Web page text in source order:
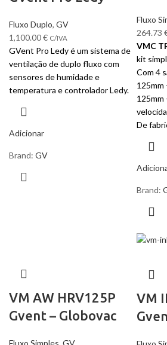
Fluxo Duplo, GV
1,100.00€ C/IVA
GVent Pro Ledy é um sistema de
ventilação de duplo fluxo com
sensores de humidade e
temperatura e controlador Ledy.
Adicionar
Brand: GV
Fluxo
264.73
VMC
kit
Com 4
125mm
De
Brand:
VM AW HRV125P
Gvent – Globovac
Fluxo Simples, GV
VM